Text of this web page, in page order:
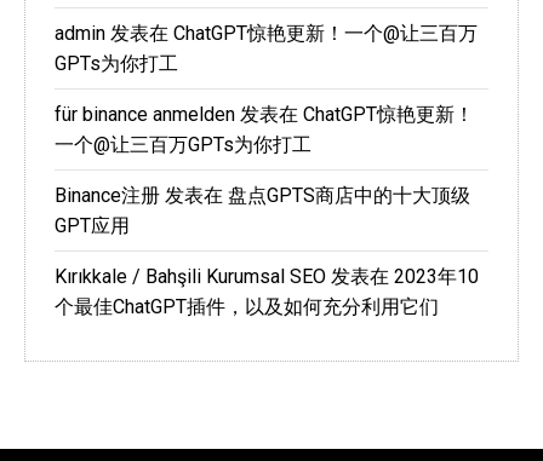
admin 发表在 ChatGPT惊艳更新！一个@让三百万
GPTs为你打工
für binance anmelden 发表在 ChatGPT惊艳更新！
一个@让三百万GPTs为你打工
Binance注册 发表在 盘点GPTS商店中的十大顶级
GPT应用
Kırıkkale / Bahşili Kurumsal SEO 发表在 2023年10
个最佳ChatGPT插件，以及如何充分利用它们